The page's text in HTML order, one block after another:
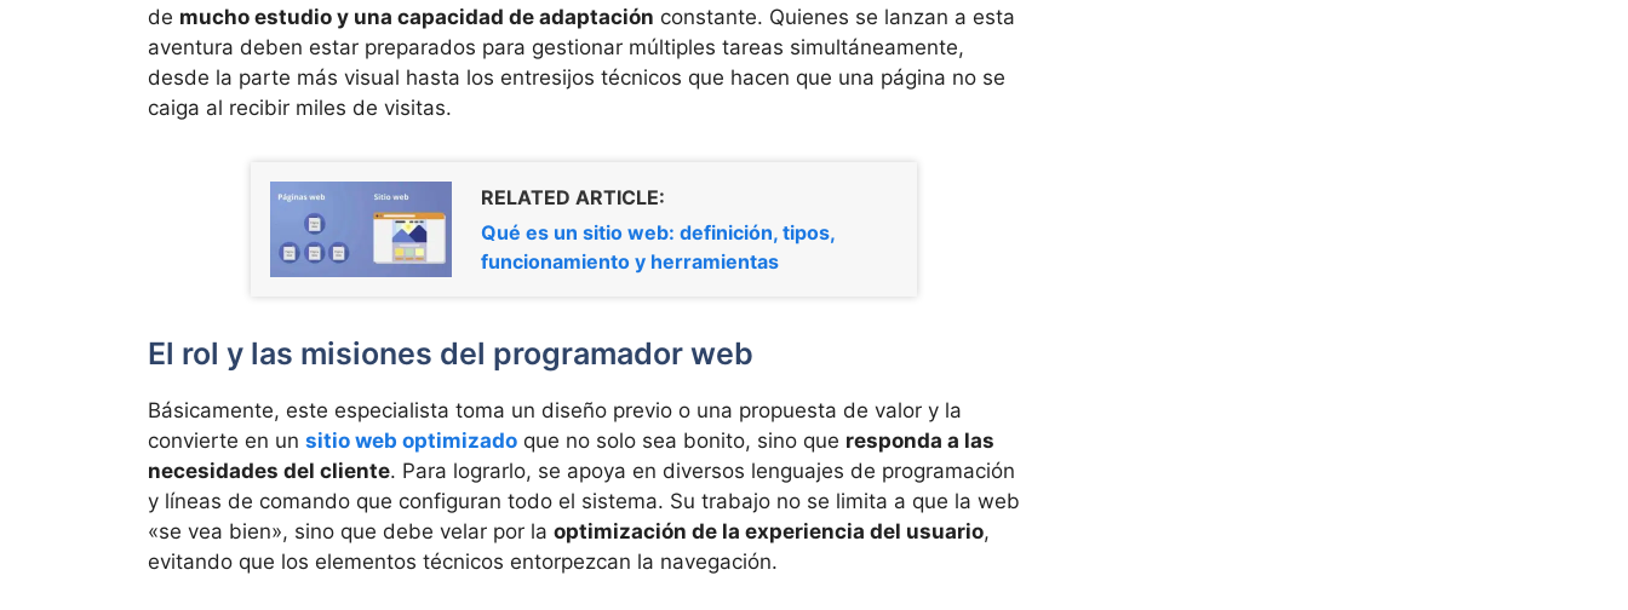
de mucho estudio y una capacidad de adaptación constante. Quienes se lanzan a esta
aventura deben estar preparados para gestionar múltiples tareas simultáneamente,
desde la parte más visual hasta los entresijos técnicos que hacen que una página no se
caiga al recibir miles de visitas.
RELATED ARTICLE:
Qué es un sitio web: definición, tipos,
funcionamiento y herramientas
El rol y las misiones del programador web
Básicamente, este especialista toma un diseño previo o una propuesta de valor y la
convierte en un sitio web optimizado que no solo sea bonito, sino que responda a las
necesidades del cliente. Para lograrlo, se apoya en diversos lenguajes de programación
y líneas de comando que configuran todo el sistema. Su trabajo no se limita a que la web
«se vea bien», sino que debe velar por la optimización de la experiencia del usuario,
evitando que los elementos técnicos entorpezcan la navegación.